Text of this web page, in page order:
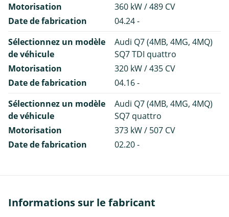
Motorisation
360 kW / 489 CV
Date de fabrication
04.24 -
Sélectionnez un modèle
de véhicule
Audi Q7 (4MB, 4MG, 4MQ)
SQ7 TDI quattro
Motorisation
320 kW / 435 CV
Date de fabrication
04.16 -
Sélectionnez un modèle
de véhicule
Audi Q7 (4MB, 4MG, 4MQ)
SQ7 quattro
Motorisation
373 kW / 507 CV
Date de fabrication
02.20 -
Informations sur le fabricant